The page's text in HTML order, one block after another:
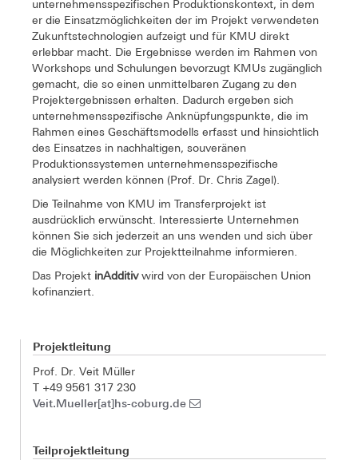
unternehmensspezifischen Produktionskontext, in dem
er die Einsatzmöglichkeiten der im Projekt verwendeten
Zukunftstechnologien aufzeigt und für KMU direkt
erlebbar macht. Die Ergebnisse werden im Rahmen von
Workshops und Schulungen bevorzugt KMUs zugänglich
gemacht, die so einen unmittelbaren Zugang zu den
Projektergebnissen erhalten. Dadurch ergeben sich
unternehmensspezifische Anknüpfungspunkte, die im
Rahmen eines Geschäftsmodells erfasst und hinsichtlich
des Einsatzes in nachhaltigen, souveränen
Produktionssystemen unternehmensspezifische
analysiert werden können (Prof. Dr. Chris Zagel).
Die Teilnahme von KMU im Transferprojekt ist
ausdrücklich erwünscht. Interessierte Unternehmen
können Sie sich jederzeit an uns wenden und sich über
die Möglichkeiten zur Projektteilnahme informieren.
Das Projekt inAdditivwird von der Europäischen Union
kofinanziert.
Projektleitung
Prof. Dr. Veit Müller
T +49 9561 317 230
Veit.Mueller[at]hs-coburg.de
Teilprojektleitung